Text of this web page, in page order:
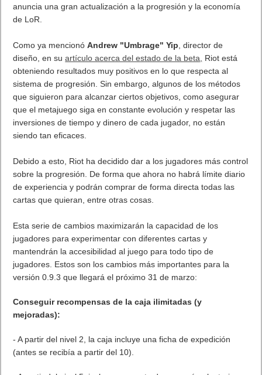
Tras dos versiones de prueba, seis semanas de beta abierta y
un montón de información y comentarios por parte de la
comunidad deLegends of Runeterra(LoR),Riot Games
anuncia una gran actualización a la progresión y la economía
de LoR.
diseño, en suartículo acerca del estado de la beta, Riot está
obteniendo resultados muy positivos en lo que respecta al
sistema de progresión. Sin embargo, algunos de los métodos
que siguieron para alcanzar ciertos objetivos, como asegurar
inversiones de tiempo y dinero de cada jugador, no están
siendo tan eficaces.
Debido a esto, Riot ha decidido dar a los jugadores más control
sobre la progresión. De forma que ahora no habrá límite diario
cartas que quieran, entre otras cosas.
jugadores para experimentar con diferentes cartas y
mantendrán la accesibilidad al juego para todo tipo de